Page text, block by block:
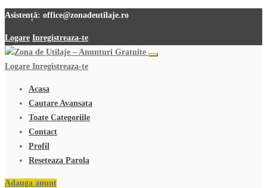
Asistență: office@zonadeutilaje.ro
Logare Inregistreaza-te
Logare Inregistreaza-te
Acasa
Cautare Avansata
Toate Categoriile
Contact
Profil
Reseteaza Parola
Adauga anunt